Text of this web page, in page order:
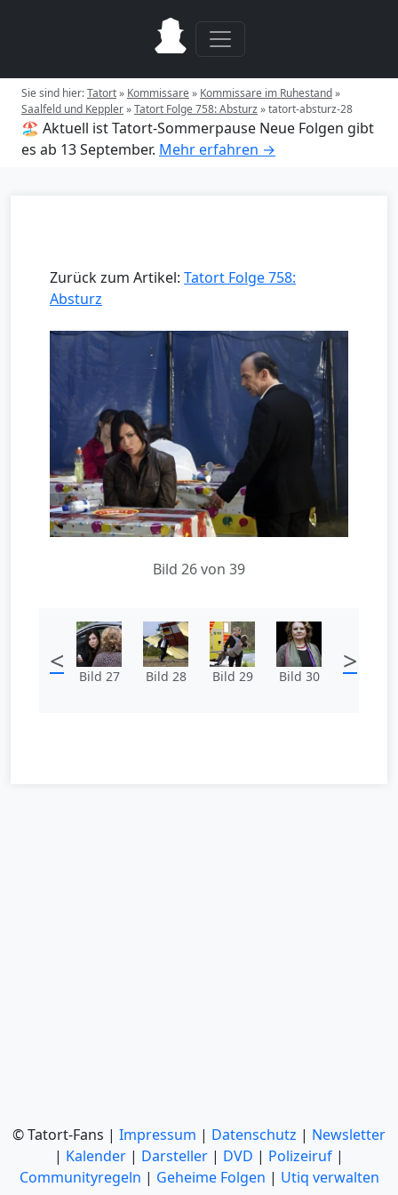
Sie sind hier:Tatort» Kommissare» Kommissare im Ruhestand»
Saalfeld und Keppler»Tatort Folge 758: Absturz»tatort-absturz-28
🏖️ Aktuell ist Tatort-Sommerpause Neue Folgen gibt
es ab 13 September. Mehr erfahren →
Zurück zum Artikel: Tatort Folge 758:
Absturz
Bild 26 von 39
< Bild 27 Bild 28 Bild 29 Bild 30 >
© Tatort-Fans | Impressum | Datenschutz | Newsletter
| Kalender | Darsteller | DVD | Polizeiruf |
Communityregeln | Geheime Folgen | Utiq verwalten